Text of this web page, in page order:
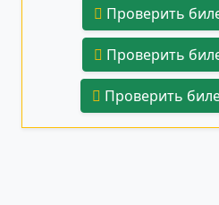
Проверить
Проверить
Проверить